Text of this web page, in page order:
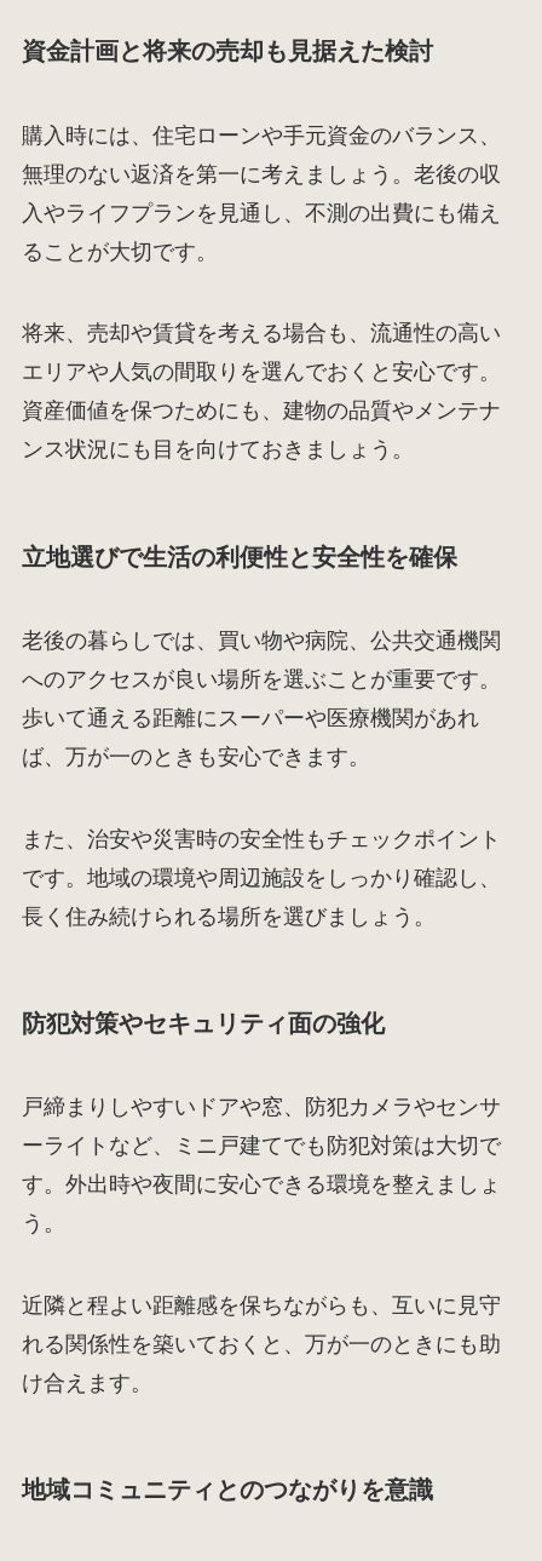
資金計画と将来の売却も見据えた検討
購入時には、住宅ローンや手元資金のバランス、
無理のない返済を第一に考えましょう。老後の収
入やライフプランを見通し、不測の出費にも備え
ることが大切です。
将来、売却や賃貸を考える場合も、流通性の高い
エリアや人気の間取りを選んでおくと安心です。
資産価値を保つためにも、建物の品質やメンテナ
ンス状況にも目を向けておきましょう。
立地選びで生活の利便性と安全性を確保
老後の暮らしでは、買い物や病院、公共交通機関
へのアクセスが良い場所を選ぶことが重要です。
歩いて通える距離にスーパーや医療機関があれ
ば、万が一のときも安心できます。
また、治安や災害時の安全性もチェックポイント
です。地域の環境や周辺施設をしっかり確認し、
長く住み続けられる場所を選びましょう。
防犯対策やセキュリティ面の強化
戸締まりしやすいドアや窓、防犯カメラやセンサ
ーライトなど、ミニ戸建てでも防犯対策は大切で
す。外出時や夜間に安心できる環境を整えましょ
う。
近隣と程よい距離感を保ちながらも、互いに見守
れる関係性を築いておくと、万が一のときにも助
け合えます。
地域コミュニティとのつながりを意識